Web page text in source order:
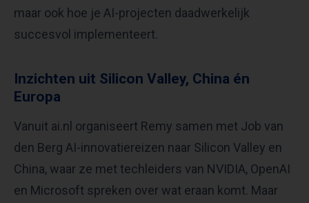
maar ook hoe je AI-projecten daadwerkelijk
succesvol implementeert.
Inzichten uit Silicon Valley, China én
Europa
Vanuit ai.nl organiseert Remy samen met Job van
den Berg AI-innovatiereizen naar Silicon Valley en
China, waar ze met techleiders van NVIDIA, OpenAI
en Microsoft spreken over wat eraan komt. Maar